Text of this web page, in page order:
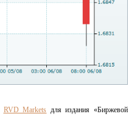
RVD Markets для издания «Биржевой